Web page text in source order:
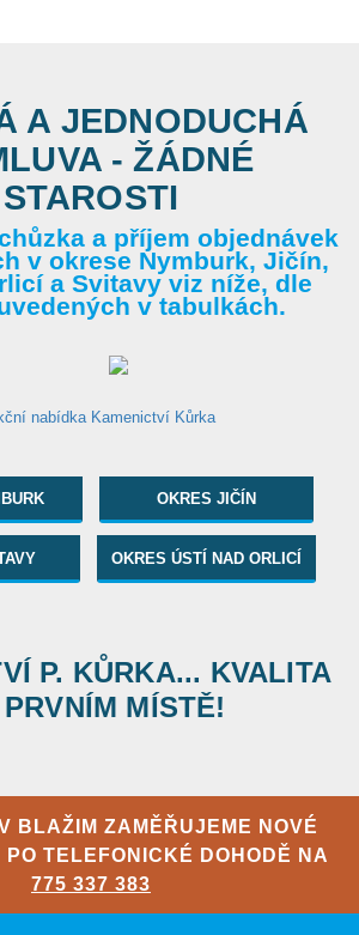
A JEDNODUCHÁ
- ŽÁDNÉ
STAROSTI
a příjem objednávek
v okrese Nymburk, Jičín,
a Svitavy viz níže, dle
v tabulkách.
OKRES JIČÍN
OKRES ÚSTÍ NAD ORLICÍ
P. KŮRKA... KVALITA
MÍSTĚ!
BLAŽIM ZAMĚŘUJEME NOVÉ
TELEFONICKÉ DOHODĚ NA
775 337 383